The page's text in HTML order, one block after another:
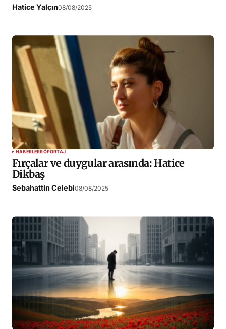
Hatice Yalçın08/08/2025
HABERLERRÖPORTAJ
Fırçalar ve duygular arasında: Hatice
Dikbaş
Sebahattin Celebi08/08/2025